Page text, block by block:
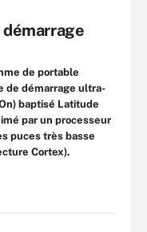
de portable
de démarrage ultra-
baptisé Latitude
par un processeur
puces très basse
Cortex).